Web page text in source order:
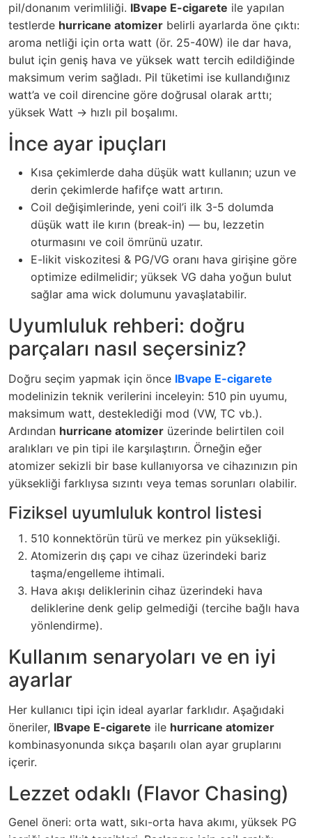
pil/donanım verimliliği. IBvape E-cigarete ile yapılan
testlerde hurricane atomizer belirli ayarlarda öne çıktı:
aroma netliği için orta watt (ör. 25-40W) ile dar hava,
bulut için geniş hava ve yüksek watt tercih edildiğinde
maksimum verim sağladı. Pil tüketimi ise kullandığınız
watt’a ve coil direncine göre doğrusal olarak arttı;
yüksek Watt -> hızlı pil boşalımı.
İnce ayar ipuçları
Kısa çekimlerde daha düşük watt kullanın; uzun ve
derin çekimlerde hafifçe watt artırın.
Coil değişimlerinde, yeni coil’i ilk 3-5 dolumda
düşük watt ile kırın (break-in) — bu, lezzetin
oturmasını ve coil ömrünü uzatır.
E-likit viskozitesi & PG/VG oranı hava girişine göre
optimize edilmelidir; yüksek VG daha yoğun bulut
sağlar ama wick dolumunu yavaşlatabilir.
Uyumluluk rehberi: doğru
parçaları nasıl seçersiniz?
Doğru seçim yapmak için önce IBvape E-cigarete
modelinizin teknik verilerini inceleyin: 510 pin uyumu,
maksimum watt, desteklediği mod (VW, TC vb.).
Ardından hurricane atomizer üzerinde belirtilen coil
aralıkları ve pin tipi ile karşılaştırın. Örneğin eğer
atomizer sekizli bir base kullanıyorsa ve cihazınızın pin
yüksekliği farklıysa sızıntı veya temas sorunları olabilir.
Fiziksel uyumluluk kontrol listesi
510 konnektörün türü ve merkez pin yüksekliği.
Atomizerin dış çapı ve cihaz üzerindeki bariz
taşma/engelleme ihtimali.
Hava akışı deliklerinin cihaz üzerindeki hava
deliklerine denk gelip gelmediği (tercihe bağlı hava
yönlendirme).
Kullanım senaryoları ve en iyi
ayarlar
Her kullanıcı tipi için ideal ayarlar farklıdır. Aşağıdaki
öneriler, IBvape E-cigarete ile hurricane atomizer
kombinasyonunda sıkça başarılı olan ayar gruplarını
içerir.
Lezzet odaklı (Flavor Chasing)
Genel öneri: orta watt, sıkı-orta hava akımı, yüksek PG